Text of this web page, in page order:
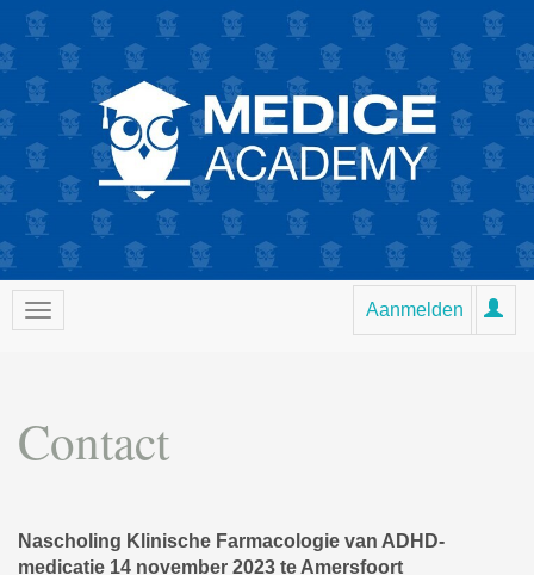
Aanmelden
Contact
Nascholing Klinische Farmacologie van ADHD-
medicatie 14 november 2023 te Amersfoort